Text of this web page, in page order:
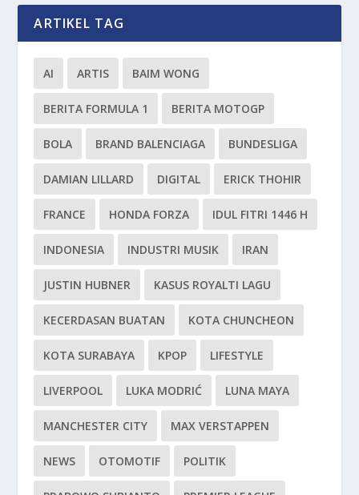
ARTIKEL TAG
AI ARTIS BAIM WONG
BERITA FORMULA 1 BERITA MOTOGP
BOLA BRAND BALENCIAGA BUNDESLIGA
DAMIAN LILLARD DIGITAL ERICK THOHIR
FRANCE HONDA FORZA IDUL FITRI 1446 H
INDONESIA INDUSTRI MUSIK IRAN
JUSTIN HUBNER KASUS ROYALTI LAGU
KECERDASAN BUATAN KOTA CHUNCHEON
KOTA SURABAYA KPOP LIFESTYLE
LIVERPOOL LUKA MODRIĆ LUNA MAYA
MANCHESTER CITY MAX VERSTAPPEN
NEWS OTOMOTIF POLITIK